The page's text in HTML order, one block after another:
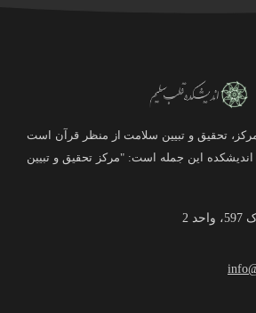
تحقیق و تبیین سلامت از منظر قرآن است
اندیشکده این جمله است: "مرکز تحقیق و تبیین
2